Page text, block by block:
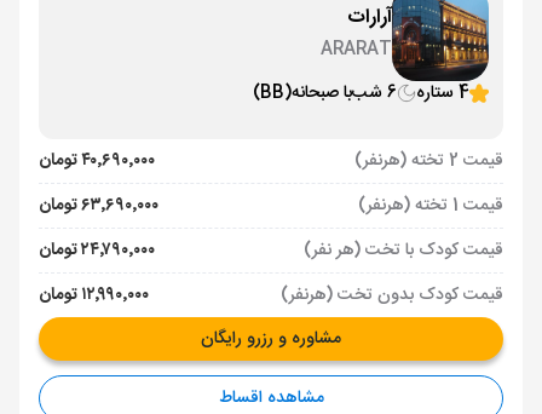
آرارات
ARARAT
4 ستاره
6 شب با صبحانه(BB)
قیمت 2 تخته (هرنفر)
۴۰٬۶۹۰٬۰۰۰ تومان
قیمت 1 تخته (هرنفر)
۶۳٬۶۹۰٬۰۰۰ تومان
قیمت کودک با تخت (هر نفر)
۲۴٬۷۹۰٬۰۰۰ تومان
قیمت کودک بدون تخت (هرنفر)
۱۲٬۹۹۰٬۰۰۰ تومان
مشاوره و رزرو رایگان
مشاهده اقساط